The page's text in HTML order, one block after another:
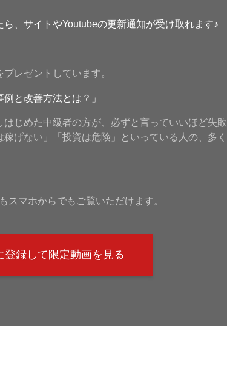
、サイトやYoutubeの更新通知が受け取れます♪
レゼントしています。
と改善方法とは？」
じめた中級者の方が、必ずと言っていいほど失敗
げない」「投資は危険」といっている人の、多く
スマホからでもご覧いただけます。
登録して限定動画を見る